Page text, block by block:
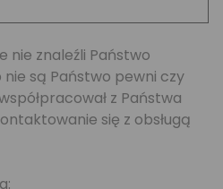
nie znaleźli Państwo
są Państwo pewni czy
z Państwa
się z obsługą